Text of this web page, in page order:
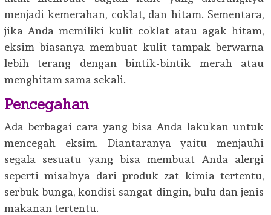
menjadi kemerahan, coklat, dan hitam. Sementara,
jika Anda memiliki kulit coklat atau agak hitam,
eksim biasanya membuat kulit tampak berwarna
lebih terang dengan bintik-bintik merah atau
menghitam sama sekali.
Pencegahan
Ada berbagai cara yang bisa Anda lakukan untuk
mencegah eksim. Diantaranya yaitu menjauhi
segala sesuatu yang bisa membuat Anda alergi
seperti misalnya dari produk zat kimia tertentu,
serbuk bunga, kondisi sangat dingin, bulu dan jenis
makanan tertentu.